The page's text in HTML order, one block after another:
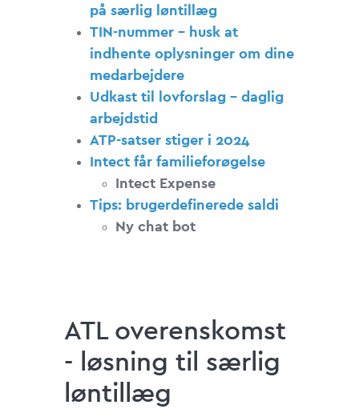
på særlig løntillæg
TIN-nummer - husk at
indhente oplysninger om dine
medarbejdere
Udkast til lovforslag - daglig
arbejdstid
ATP-satser stiger i 2024
Intect får familieforøgelse
Intect Expense
Tips: brugerdefinerede saldi
Ny chat bot
ATL overenskomst
- løsning til særlig
løntillæg